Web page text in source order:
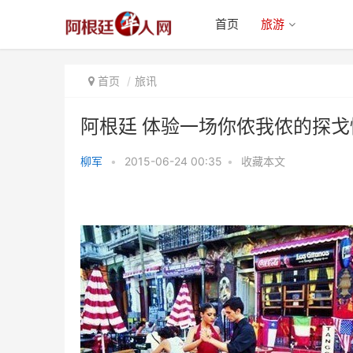
首页 旅游
首页 旅讯
阿根廷 体验一场你侬我侬的探
柳军 • 2015-06-24 00:35 • 收藏本文